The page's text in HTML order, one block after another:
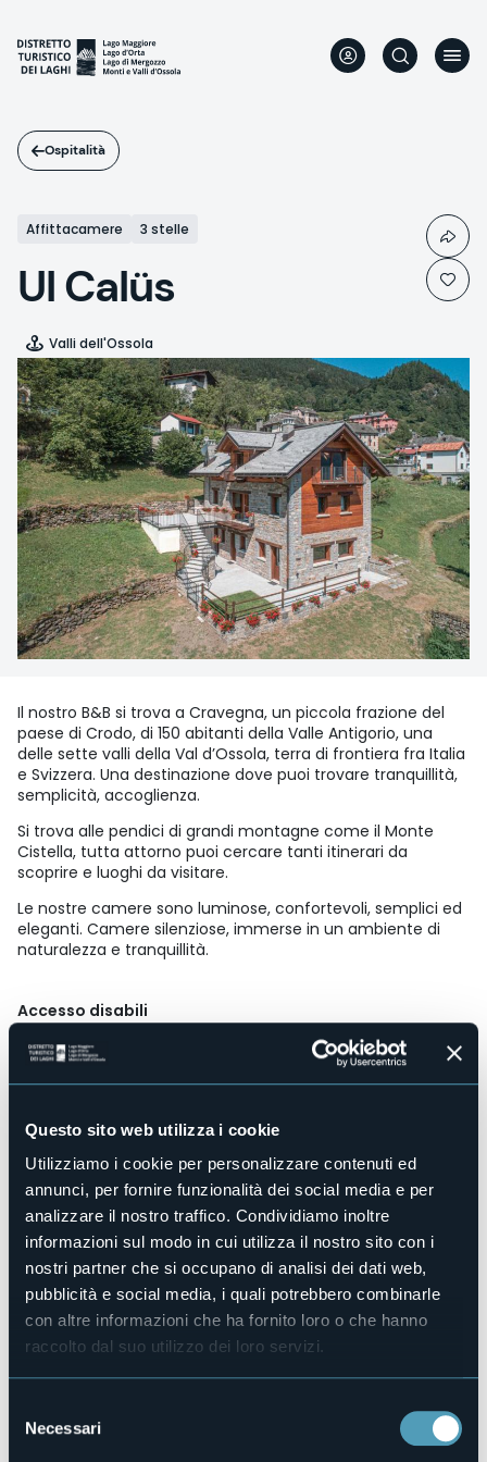
Questo sito web utilizza i cookie
Utilizziamo i cookie per personalizzare contenuti ed
annunci, per fornire funzionalità dei social media e per
analizzare il nostro traffico. Condividiamo inoltre
informazioni sul modo in cui utilizza il nostro sito con i
nostri partner che si occupano di analisi dei dati web,
pubblicità e social media, i quali potrebbero combinarle
con altre informazioni che ha fornito loro o che hanno
raccolto dal suo utilizzo dei loro servizi.
delNecessari
contenuto
principale
Ospitalità
Affittacamere 3 stelle
Ul Calüs
Valli dell'Ossola
Il nostro B&B si trova a Cravegna, un piccola frazione del
paese di Crodo, di 150 abitanti della Valle Antigorio, una
delle sette valli della Val d’Ossola, terra di frontiera fra Italia
e Svizzera. Una destinazione dove puoi trovare tranquillità,
semplicità, accoglienza.
Si trova alle pendici di grandi montagne come il Monte
Cistella, tutta attorno puoi cercare tanti itinerari da
scoprire e luoghi da visitare.
Le nostre camere sono luminose, confortevoli, semplici ed
eleganti. Camere silenziose, immerse in un ambiente di
naturalezza e tranquillità.
Accesso disabili
Centro benessere
No
No
Piscina
No
Animali ammessi
Sì
Camere
Posti letto
12
Sito web
http://www.ulcalus.it